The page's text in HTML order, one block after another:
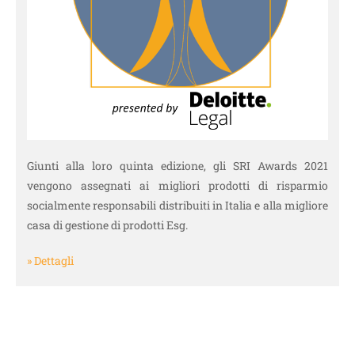
Giunti alla loro quinta edizione, gli SRI Awards 2021
vengono assegnati ai migliori prodotti di risparmio
socialmente responsabili distribuiti in Italia e alla migliore
casa di gestione di prodotti Esg.
» Dettagli